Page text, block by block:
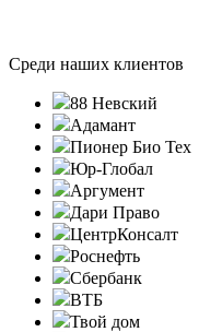
Среди наших клиентов
88 Невский
Адамант
Пионер Био Тех
Юр-Глобал
Аргумент
Дари Право
ЦентрКонсалт
Роснефть
Сбербанк
ВТБ
Твой дом